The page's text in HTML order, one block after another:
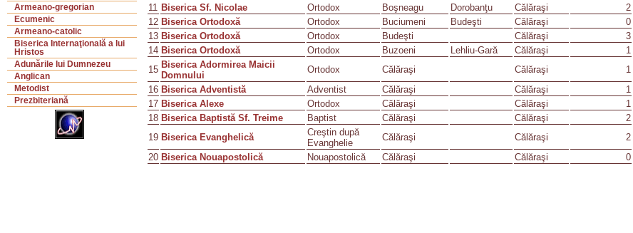
Armeano-gregorian
Ecumenic
Armeano-catolic
Biserica Internaţională a lui
Hristos
Adunările lui Dumnezeu
Anglican
Metodist
Prezbiteriană
11 Biserica Sf. Nicolae Ortodox Boşneagu Dorobanţu Călăraşi 2
12 Biserica Ortodoxă Ortodox Buciumeni Budeşti Călăraşi 0
13 Biserica Ortodoxă Ortodox Budeşti Călăraşi 3
14 Biserica Ortodoxă Ortodox Buzoeni Lehliu-Gară Călăraşi 1
15 Biserica Adormirea Maicii
Domnului
Ortodox Călăraşi Călăraşi 1
16 Biserica Adventistă Adventist Călăraşi Călăraşi 1
17 Biserica Alexe Ortodox Călăraşi Călăraşi 1
18 Biserica Baptistă Sf. Treime Baptist Călăraşi Călăraşi 2
19 Biserica Evanghelică
Creştin după
Evanghelie
Călăraşi Călăraşi 2
20 Biserica Nouapostolică Nouapostolică Călăraşi Călăraşi 0